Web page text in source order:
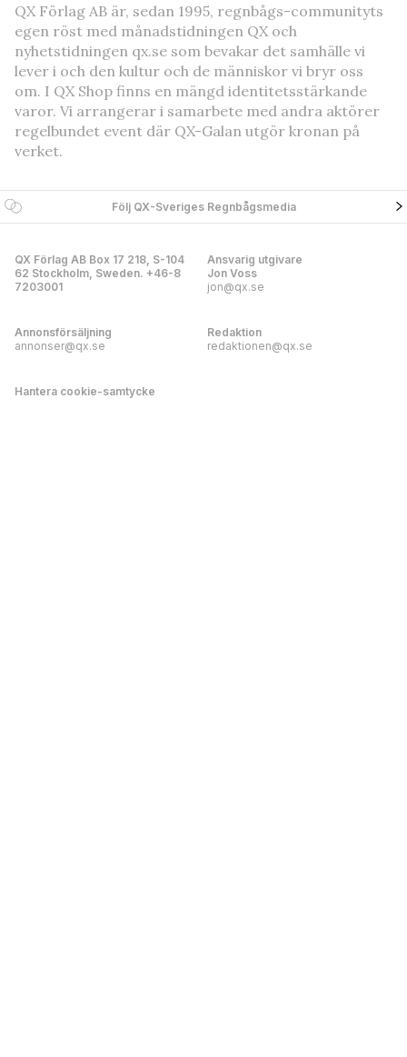
QX Förlag AB är, sedan 1995, regnbågs-communityts
egen röst med månadstidningen QX och
nyhetstidningen qx.se som bevakar det samhälle vi
lever i och den kultur och de människor vi bryr oss
om. I QX Shop finns en mängd identitetsstärkande
varor. Vi arrangerar i samarbete med andra aktörer
regelbundet event där QX-Galan utgör kronan på
verket.
Följ QX-Sveriges Regnbågsmedia
QX Förlag AB Box 17 218, S-104
62 Stockholm, Sweden. +46-8
7203001
Ansvarig utgivare
Jon Voss
jon@qx.se
Annonsförsäljning
annonser@qx.se
Redaktion
redaktionen@qx.se
Hantera cookie-samtycke